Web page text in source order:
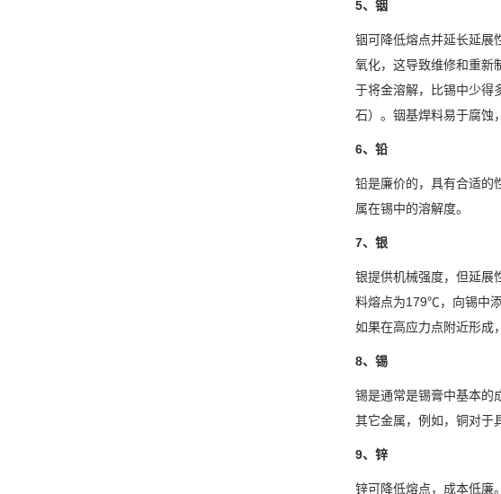
5、铟
铟可降低熔点并延长延展
氧化，这导致维修和重新
于将金溶解，比锡中少得
石）。铟基焊料易于腐蚀
6、铅
铅是廉价的，具有合适的
属在锡中的溶解度。
7、银
银提供机械强度，但延展
料熔点为179℃，向锡中
如果在高应力点附近形成
8、锡
锡是通常是锡膏中基本的
其它金属，例如，铜对于
9、锌
锌可降低熔点，成本低廉